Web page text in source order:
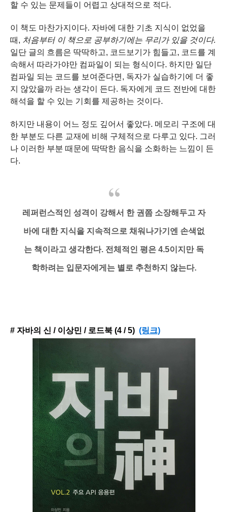
할 수 있는 문제들이 어렵고 상대적으로 적다.
이 책도 마찬가지이다. 자바에 대한 기초 지식이 없었을
때, 처음부터 이 책으로 공부하기에는 무리가 있을 것이다.
일단 글의 흐름은 딱딱하고, 코드보기가 힘들고, 코드를 계
속해서 따라가야만 컴파일이 되는 형식이다. 하지만 일단
컴파일 되는 코드를 보여준다면, 독자가 실습하기에 더 좋
지 않았을까 라는 생각이 든다. 독자에게 코드 전반에 대한
해석을 할 수 있는 기회를 제공하는 것이다.
하지만 내용이 어느 정도 깊어서 좋았다. 메모리 구조에 대
한 부분도 다른 교재에 비해 구체적으로 다루고 있다. 그러
나 이러한 부분 때문에 딱딱한 음식을 소화하는 느낌이 든
다.
레퍼런스적인 성격이 강해서 한 권쯤 소장해두고 자
바에 대한 지식을 지속적으로 채워나가기엔 손색없
는 책이라고 생각한다. 전체적인 평은 4.5이지만 독
학하려는 입문자에게는 별로 추천하지 않는다.
# 자바의 신 / 이상민 / 로드북 (4 / 5) (링크)